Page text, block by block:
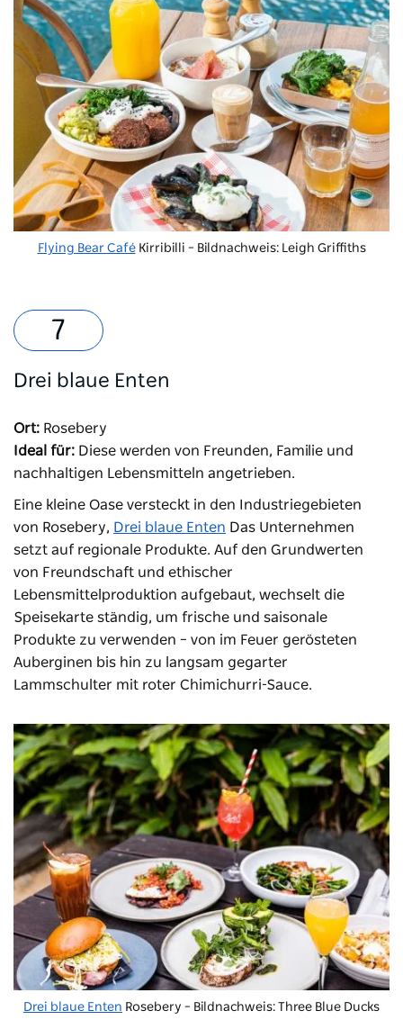
Flying Bear CaféKirribilli – Bildnachweis: Leigh Griffiths
Drei blaue Enten
Ort: Rosebery
Ideal für: Diese werden von Freunden, Familie und
nachhaltigen Lebensmitteln angetrieben.
Eine kleine Oase versteckt in den Industriegebieten
von Rosebery, Drei blaue Enten Das Unternehmen
setzt auf regionale Produkte. Auf den Grundwerten
von Freundschaft und ethischer
Lebensmittelproduktion aufgebaut, wechselt die
Speisekarte ständig, um frische und saisonale
Produkte zu verwenden – von im Feuer gerösteten
Auberginen bis hin zu langsam gegarter
Lammschulter mit roter Chimichurri-Sauce.
Drei blaue Enten Rosebery – Bildnachweis: Three Blue Ducks